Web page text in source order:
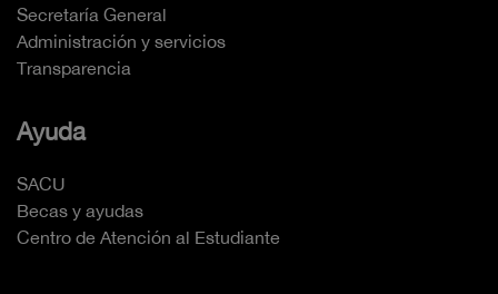
Secretaría General
Administración y servicios
Transparencia
Ayuda
SACU
Becas y ayudas
Centro de Atención al Estudiante